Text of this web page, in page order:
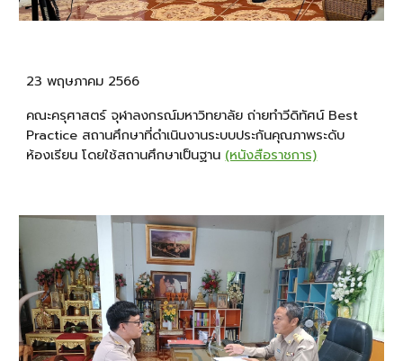
23 พฤษภาคม 2566
คณะครุศาสตร์ จุฬาลงกรณ์มหาวิทยาลัย ถ่ายทำวีดิทัศน์ Best
Practice สถานศึกษาที่ดำเนินงานระบบประกันคุณภาพระดับ
ห้องเรียน โดยใช้สถานศึกษาเป็นฐาน(หนังสือราชการ)